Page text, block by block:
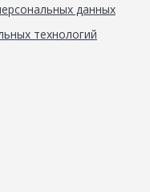
данных
технологий